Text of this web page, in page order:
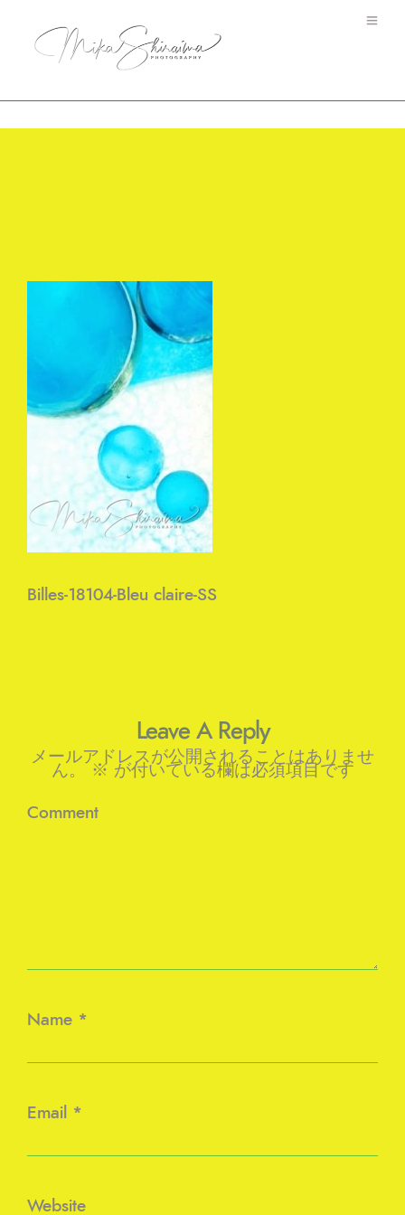
Billes-18104-Bleu claire-SS
Leave A Reply
メールアドレスが公開されることはありませ
ん。 ※ が付いている欄は必須項目です
Comment
Name *
Email *
Website